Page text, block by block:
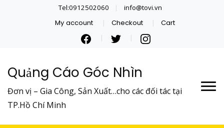
Tel:0912502060 info@tovi.vn
My account Checkout Cart
Quảng Cáo Góc Nhìn
Đơn vị – Gia Công, Sản Xuất…cho các đối tác tại
TP.Hồ Chí Minh